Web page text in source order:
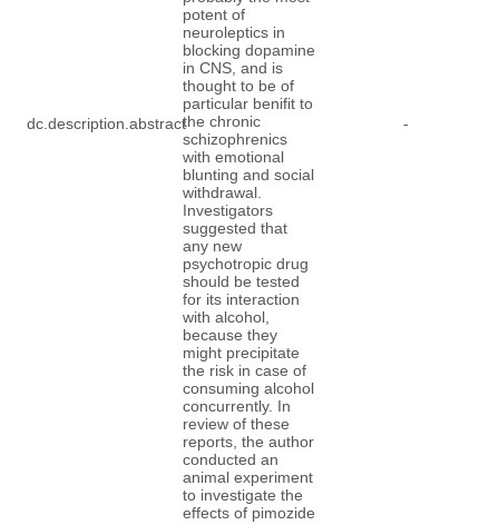
dc.description.abstract
potent of
neuroleptics in
blocking dopamine
in CNS, and is
thought to be of
particular benifit to
the chronic
schizophrenics
with emotional
blunting and social
withdrawal.
Investigators
suggested that
any new
psychotropic drug
should be tested
for its interaction
with alcohol,
because they
might precipitate
the risk in case of
consuming alcohol
concurrently. In
review of these
reports, the author
conducted an
animal experiment
to investigate the
effects of pimozide
-